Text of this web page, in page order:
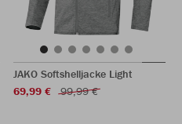
JAKO Softshelljacke Light
69,99 €
99,99 €